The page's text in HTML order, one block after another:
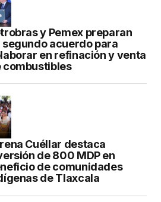
y Pemex preparan
segundo acuerdo para
en refinación y venta
combustibles
Cuéllar destaca
de 800 MDP en
de comunidades
de Tlaxcala